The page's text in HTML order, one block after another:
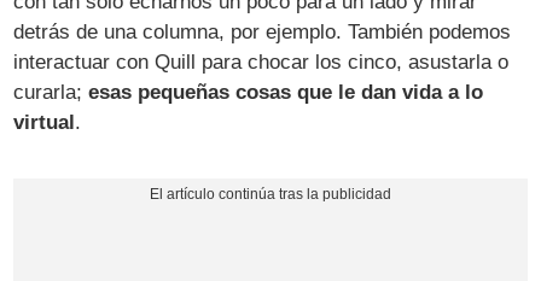
detrás de una columna, por ejemplo. También podemos
interactuar con Quill para chocar los cinco, asustarla o
curarla;esas pequeñas cosas que le dan vida a lo
virtual .